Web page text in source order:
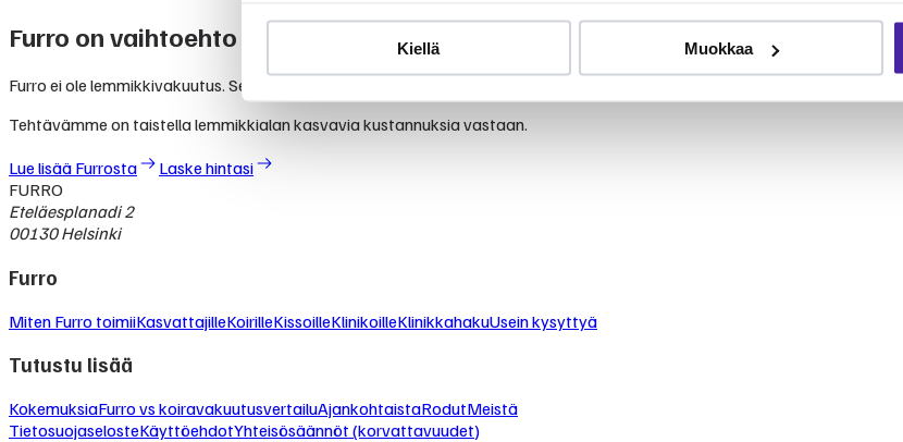
Kiellä Muokkaa
Furro on vaihtoehto lemmikkivakuutukselle
Furro ei ole lemmikkivakuutus. Se on nykyaikainen vaihtoehto, jolla turvaat koirasi tai kissasi keskimäärin puolet edullisemmin.
Tehtävämme on taistella lemmikkialan kasvavia kustannuksia vastaan.
Lue lisää Furrosta
Laske hintasi
FURRO
Eteläesplanadi 2
00130 Helsinki
Furro
Miten Furro toimiiKasvattajilleKoirilleKissoilleKlinikoilleKlinikkahakuUsein kysyttyä
Tutustu lisää
KokemuksiaFurro vs koiravakuutusvertailuAjankohtaistaRodutMeistä
TietosuojaselosteKäyttöehdotYhteisösäännöt (korvattavuudet)